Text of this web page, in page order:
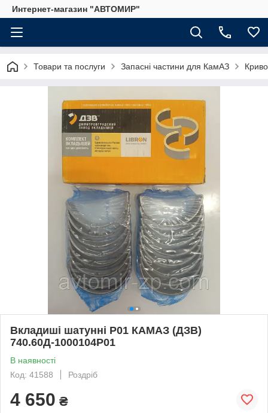
Интернет-магазин "АВТОМИР"
Товари та послуги Запасні частини для КамАЗ
Вкладиші шатунні Р01 КАМАЗ (ДЗВ)
740.60Д-1000104Р01
В наявності
Код: 41588
Роздріб
4 650 ₴